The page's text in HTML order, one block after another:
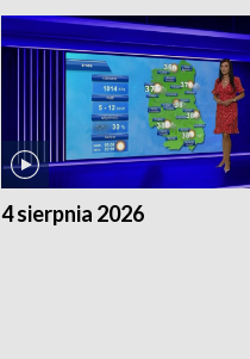
4 sierpnia 2026